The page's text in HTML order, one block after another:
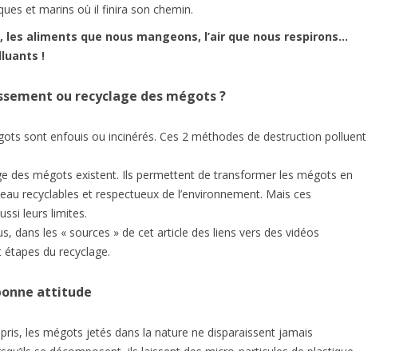
et marins où il finira son chemin.
les aliments que nous mangeons, l’air que nous respirons…
!
ou recyclage des mégots ?
sont enfouis ou incinérés. Ces 2 méthodes de destruction polluent
des mégots existent. Ils permettent de transformer les mégots en
recyclables et respectueux de l’environnement. Mais ces
leurs limites.
dans les « sources » de cet article des liens vers des vidéos
du recyclage.
attitude
les mégots jetés dans la nature ne disparaissent jamais